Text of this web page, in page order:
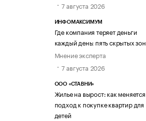
7 августа 2026
ИНФОМАКСИМУМ
Где компания теряет деньги
каждый день: пять скрытых зон
Мнение эксперта
7 августа 2026
ООО «СТАВНИ»
Жилье на вырост: как меняется
подход к покупке квартир для
детей